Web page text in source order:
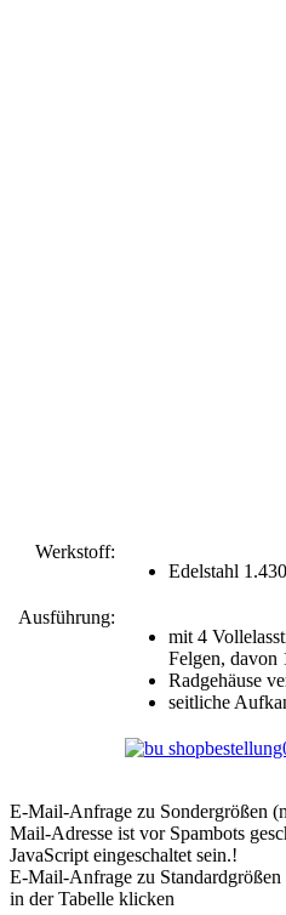
Werkstoff:
Edelstahl
Ausführung:
mit 4
Felgen, davon
Radgehäuse
seitliche
E-Mail-Anfrage zu Sondergrößen
Mail-Adresse ist vor Spambots
JavaScript eingeschaltet sein.!
E-Mail-Anfrage zu
in der Tabelle klicken